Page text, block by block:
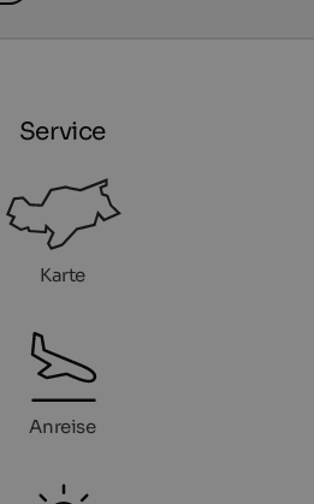
Service
Karte
Anreise